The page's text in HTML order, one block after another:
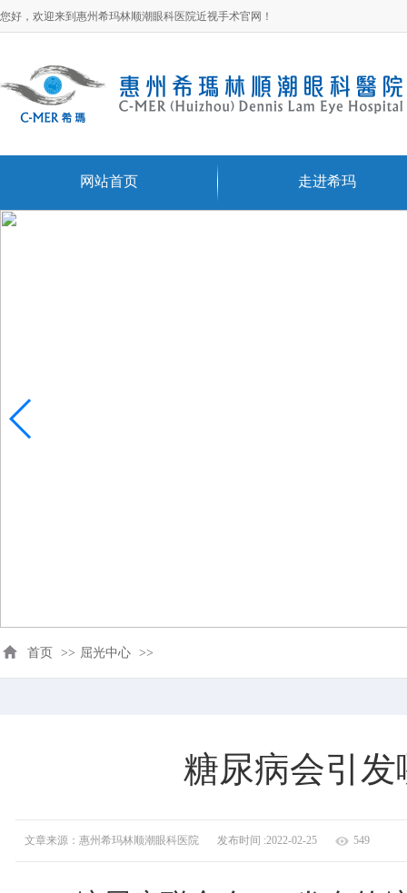
您好，欢迎来到惠州希玛林顺潮眼科医院近视手术官网！
网站首页 走进希玛
首页 >> 屈光中心 >>
糖尿病会引
文章来源：惠州希玛林顺潮眼科医院 发布时间 :2022-02-25 549